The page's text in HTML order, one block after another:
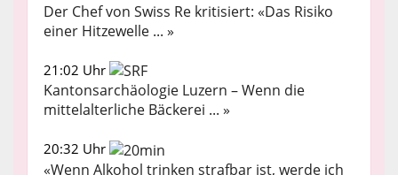
Der Chef von Swiss Re kritisiert: «Das Risiko
einer Hitzewelle ... »
21:02 Uhr
Kantonsarchäologie Luzern – Wenn die
mittelalterliche Bäckerei ... »
20:32 Uhr
«Wenn Alkohol trinken strafbar ist, werde ich